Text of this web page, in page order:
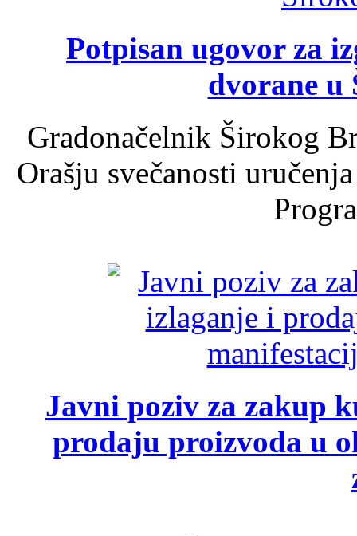
Potpisan ugovor za
dvorane u
Gradonačelnik Širokog
Orašju svečanosti
Javni poziv za zakup
prodaju proizvoda u